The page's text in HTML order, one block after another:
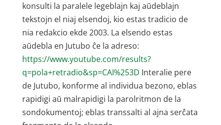
konsulti la paralele legeblajn kaj aŭdeblajn
tekstojn el niaj elsendoj, kio estas tradicio de
nia redakcio ekde 2003. La elsendo estas
aŭdebla en Jutubo ĉe la adreso:
https://www.youtube.com/results?
q=pola+retradio&sp=CAI%253D Interalie pere
de Jutubo, konforme al individua bezono, eblas
rapidigi aŭ malrapidigi la parolritmon de la
sondokumentoj; eblas transsalti al ajna serĉata